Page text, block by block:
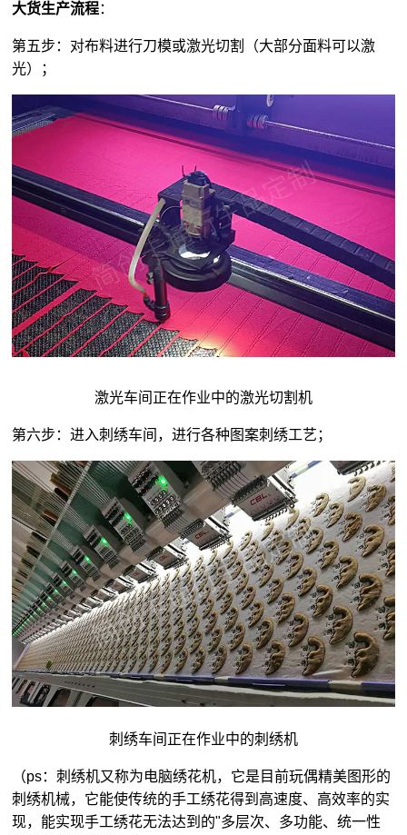
大货生产流程：
第五步：对布料进行刀模或激光切割（大部分面料可以激
光）；
激光车间正在作业中的激光切割机
第六步：进入刺绣车间，进行各种图案刺绣工艺；
刺绣车间正在作业中的刺绣机
（ps：刺绣机又称为电脑绣花机，它是目前玩偶精美图形的
刺绣机械，它能使传统的手工绣花得到高速度、高效率的实
现，能实现手工绣花无法达到的"多层次、多功能、统一性